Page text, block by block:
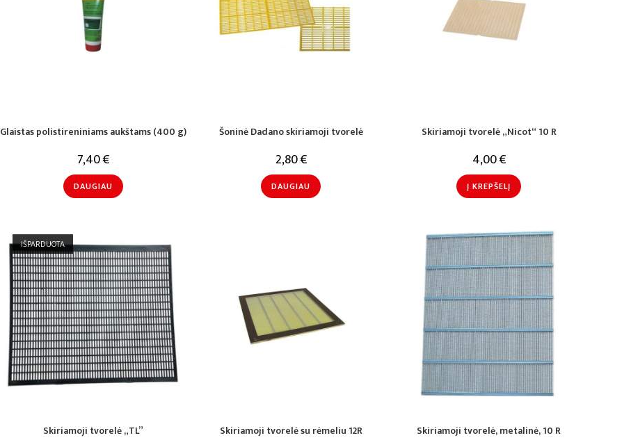
Glaistas polistireniniams aukštams (400 g)
7,40€
DAUGIAU
Šoninė Dadano skiriamoji tvorelė
2,80€
DAUGIAU
Skiriamoji tvorelė „Nicot“ 10 R
4,00€
Į KREPŠELĮ
IŠPARDUOTA
Skiriamoji tvorelė „TL” Skiriamoji tvorelė su rėmeliu 12R Skiriamoji tvorelė, metalinė, 10 R